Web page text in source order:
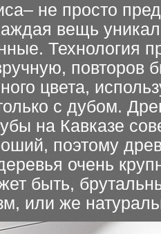
не просто
вещь
Технология
повторов
цвета,
с дубом.
на Кавказе
поэтому
очень
быть,
или же